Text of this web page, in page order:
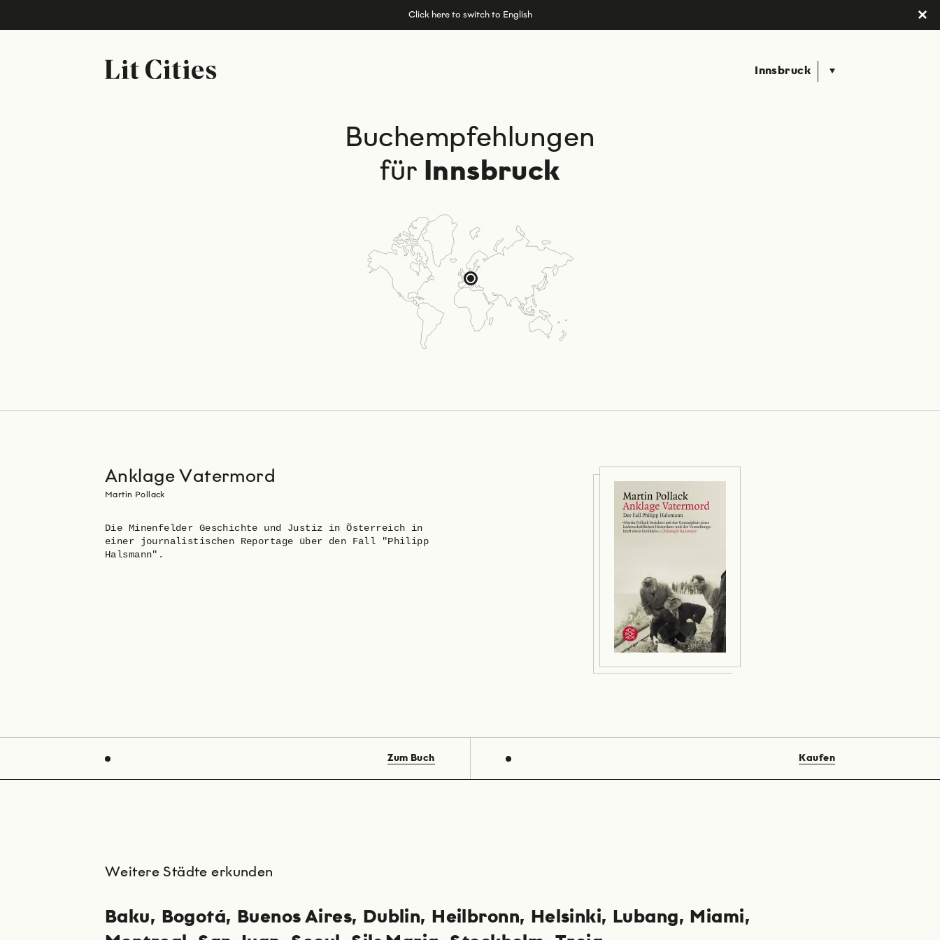
Innsbruck
Buchempfehlungen
für Innsbruck
Anklage Vatermord
Martin Pollack
Die Minenfelder Geschichte und Justiz in Österreich in
einer journalistischen Reportage über den Fall "Philipp
Halsmann".
Zum Buch Kaufen
Weitere Städte erkunden
Baku Bogotá Buenos Aires Dublin Heilbronn Helsinki Lubang
Miami
Click here to switch to English